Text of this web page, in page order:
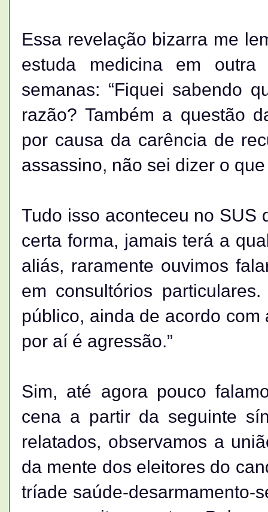
Essa revelação bizarra me
estuda medicina em
semanas: “Fiquei sabendo
razão? Também a questão
por causa da carência de
assassino, não sei dizer o
Tudo isso aconteceu no SUS
certa forma, jamais terá a
aliás, raramente ouvimos
em consultórios
público, ainda de acordo com
por aí é agressão.”
Sim, até agora pouco
cena a partir da seguinte
relatados, observamos a
da mente dos eleitores do
tríade saúde-desarmamento-